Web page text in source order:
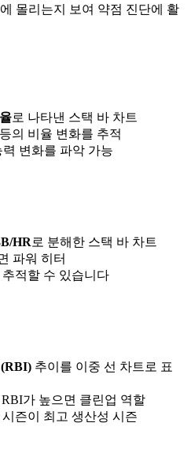
몰리는지 보여 약점 진단에 활
로 나타낸 스택 바 차트
의 비율 변화를 추적
변화를 파악 가능
HR로 분해한 스택 바 차트
파워 히터
적할 수 있습니다
추이를 이중 선 차트로 표
가 높으면 클린업 역할
즌이 최고 생산성 시즌